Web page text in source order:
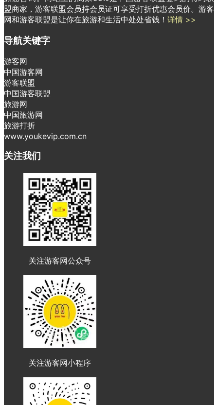
盟商家，游客联盟会员持会员证可享受打折优惠会员价。游客
网和游客联盟是让你在旅游和生活中处处省钱！ 详情 >>
导航关键字
游客网
中国游客网
游客联盟
中国游客联盟
旅游网
中国旅游网
旅游打折
www.youkevip.com.cn
关注我们
关注游客网公众号
关注游客网小程序